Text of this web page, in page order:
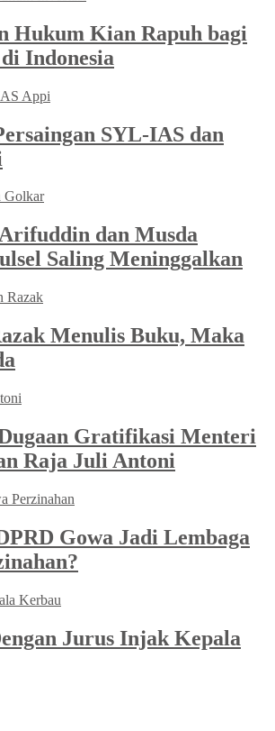
Hukum Kian Rapuh bagi
Indonesia
SYL-IAS dan
dan Musda
Saling Meninggalkan
Menulis Buku, Maka
Gratifikasi Menteri
Raja Juli Antoni
Gowa Jadi Lembaga
Jurus Injak Kepala